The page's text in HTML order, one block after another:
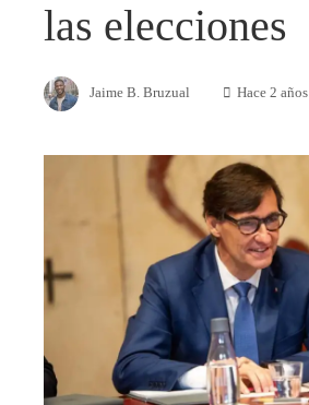
las elecciones
Jaime B. Bruzual Hace 2 años